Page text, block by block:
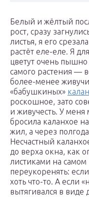
Белый и жёлтый
рост, сразу
листья, я его
растёт еле-еле. Я
цветут очень
самого растения —
более-менее
«бабушкиных»
роскошное, зато
и живучесть. У
бросила каланхое
жил, а через
Несчастный
до верха окна, как
листиками на
переукоренять:
хоть что-то. А если
вытягивался в